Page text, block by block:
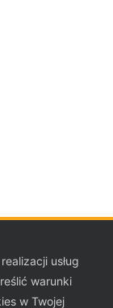
usług
warunki
w Twojej